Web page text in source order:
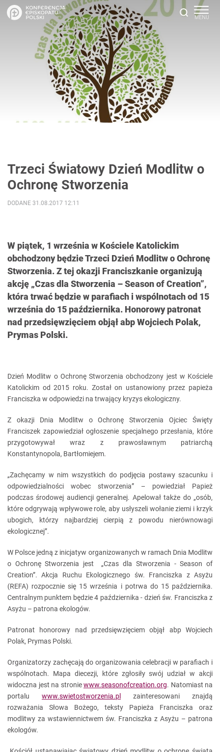
Trzeci Światowy Dzień Modlitw o
Ochronę Stworzenia
W piątek, 1 września w Kościele Katolickim
obchodzony będzie Trzeci Dzień Modlitw o Ochronę
Stworzenia. Z tej okazji Franciszkanie organizują
akcję „Czas dla Stworzenia – Season of Creation”,
która trwać będzie w parafiach i wspólnotach od 15
września do 15 października. Honorowy patronat
nad przedsięwzięciem objął abp Wojciech Polak,
Prymas Polski.
DODANE 31.08.2017 12:11
Dzień Modlitw o Ochronę Stworzenia obchodzony jest w Kościele
Katolickim od 2015 roku. Został on ustanowiony przez papieża
Franciszka w odpowiedzi na trwający kryzys ekologiczny.
Z okazji Dnia Modlitw o Ochronę Stworzenia Ojciec Święty
Franciszek zapowiedział ogłoszenie specjalnego przesłania, które
przygotowywał wraz z prawosławnym patriarchą
Konstantynopola, Bartłomiejem.
„Zachęcamy w nim wszystkich do podjęcia postawy szacunku i
odpowiedzialności wobec stworzenia” – powiedział Papież
podczas środowej audiencji generalnej. Apelował także do „osób,
które odgrywają wpływowe role, aby usłyszeli wołanie ziemi i krzyk
ubogich, którzy najbardziej cierpią z powodu nierównowagi
ekologicznej”.
W Polsce jedną z inicjatyw organizowanych w ramach Dnia Modlitw
o Ochronę Stworzenia jest „Czas dla Stworzenia - Season of
Creation”. Akcja Ruchu Ekologicznego św. Franciszka z Asyżu
(REFA) rozpocznie się 15 września i potrwa do 15 października.
Centralnym punktem będzie 4 października - dzień św. Franciszka z
Asyżu – patrona ekologów.
Patronat honorowy nad przedsięwzięciem objął abp Wojciech
Polak, Prymas Polski.
Organizatorzy zachęcają do organizowania celebracji w parafiach i
wspólnotach. Mapa diecezji, które zgłosiły swój udział w akcji
widoczna jest na stroniewww.seasonofcreation.org. Natomiast na
portalu www.swietostworzenia.pl
zainteresowani znajdą
rozważania Słowa Bożego, teksty Papieża Franciszka oraz
modlitwy za wstawiennictwem św. Franciszka z Asyżu – patrona
ekologów.